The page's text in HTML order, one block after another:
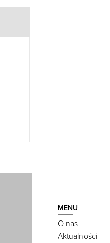
MENU
O nas
Aktualności